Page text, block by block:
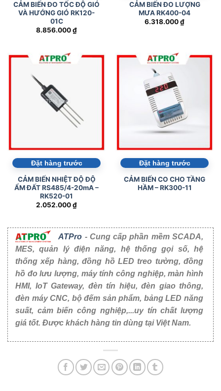
CẢM BIẾN ĐO TỐC ĐỘ GIÓ
VÀ HƯỚNG GIÓ RK120-
01C
8.856.000₫
CẢM BIẾN ĐO LƯỢNG
MƯA RK400-04
6.318.000₫
Đặt hàng trước
CẢM BIẾN NHIỆT ĐỘ ĐỘ
ẨM ĐẤT RS485/4-20mA –
RK520-01
2.052.000₫
Đặt hàng trước
CẢM BIẾN CO CHO TẦNG
HẦM – RK300-11
ATPro - Cung cấp phần mềm SCADA,
MES, quản lý điện năng, hệ thống gọi số, hệ
thống xếp hàng, đồng hồ LED treo tường, đồng
hồ đo lưu lượng, máy tính công nghiệp, màn hình
HMI, IoT Gateway, đèn tín hiệu, đèn giao thông,
đèn máy CNC, bộ đếm sản phẩm, bảng LED năng
suất, cảm biến công nghiệp,...uy tín chất lượng
giá tốt. Được khách hàng tin dùng tại Việt Nam.